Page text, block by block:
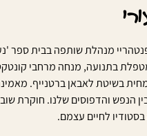
מנהלת שותפה בבית ספר
בתנועה, מנחה מרחבי
בשיטת לאבאן ברטנייף.
הנפש והדפוסים שלנו. חוקרת
לחיים עצמם.